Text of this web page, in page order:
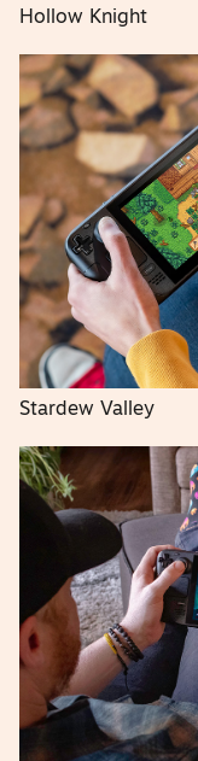
Hollow Knight
Stardew Valley